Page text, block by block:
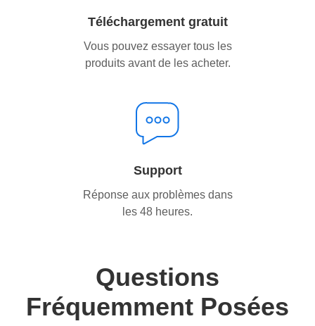
Téléchargement gratuit
Vous pouvez essayer tous les
produits avant de les acheter.
Support
Réponse aux problèmes dans
les 48 heures.
Questions
Fréquemment Posées